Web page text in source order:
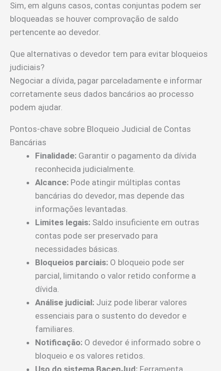
Sim, em alguns casos, contas conjuntas podem ser
bloqueadas se houver comprovação de saldo
pertencente ao devedor.
Que alternativas o devedor tem para evitar bloqueios
judiciais?
Negociar a dívida, pagar parceladamente e informar
corretamente seus dados bancários ao processo
podem ajudar.
Pontos-chave sobre Bloqueio Judicial de Contas
Bancárias
Finalidade: Garantir o pagamento da dívida
reconhecida judicialmente.
Alcance: Pode atingir múltiplas contas
bancárias do devedor, mas depende das
informações levantadas.
Limites legais: Saldo insuficiente em outras
contas pode ser preservado para
necessidades básicas.
Bloqueios parciais: O bloqueio pode ser
parcial, limitando o valor retido conforme a
dívida.
Análise judicial: Juiz pode liberar valores
essenciais para o sustento do devedor e
familiares.
Notificação: O devedor é informado sobre o
bloqueio e os valores retidos.